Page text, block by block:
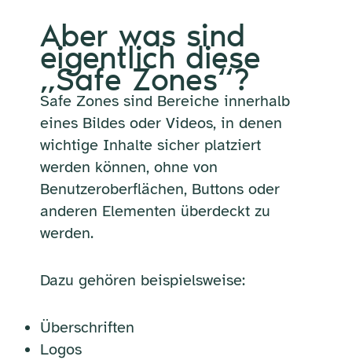
Aber was sind
eigentlich diese
„Safe Zones“?
Safe Zones sind Bereiche innerhalb
eines Bildes oder Videos, in denen
wichtige Inhalte sicher platziert
werden können, ohne von
Benutzeroberflächen, Buttons oder
anderen Elementen überdeckt zu
werden.
Dazu gehören beispielsweise:
Überschriften
Logos